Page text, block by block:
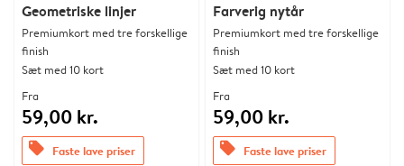
Geometriske linjer
Premiumkort med tre forskellige
finish
Sæt med 10 kort
Fra
59,00 kr.
offers Faste lave priser
Farverig nytår
Premiumkort med tre forskellige
finish
Sæt med 10 kort
Fra
59,00 kr.
offers Faste lave priser